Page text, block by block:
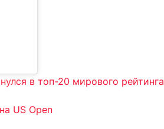
в топ-20 мирового рейтинга
US Open